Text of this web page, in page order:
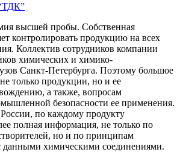
высшей пробы. Собственная
контролировать продукцию на всех
Коллектив сотрудников компании
химических и химико-
Санкт-Петербурга. Поэтому большое
только продукции, но и ее
а также, вопросам
безопасности ее применения.
по каждому продукту
полная информация, не только по
но и по принципам
данными химическими соединениями.